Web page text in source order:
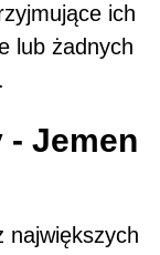
ich
lub żadnych
- Jemen
największych